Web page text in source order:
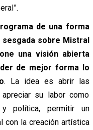
de una forma
sesgada sobre Mistral
una visión abierta
de mejor forma lo
.
La idea es abrir las
su labor como
y política, permitir un
con la creación artística